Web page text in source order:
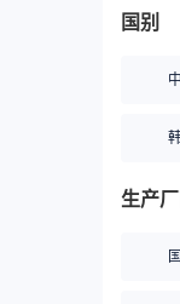
国别
生产